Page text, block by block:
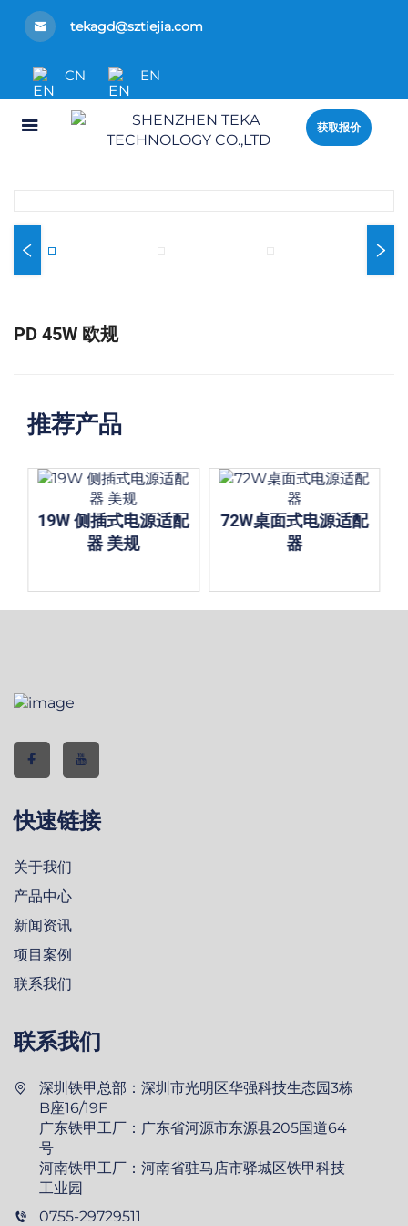
tekagd@sztiejia.com
CN EN
获取报价
PD 45W 欧规
推荐产品
19W 侧插式电源适配
器 美规
72W桌面式电源适配
器
快速链接
关于我们
产品中心
新闻资讯
项目案例
联系我们
联系我们
深圳铁甲总部：深圳市光明区华强科技生态园3栋
B座16/19F
广东铁甲工厂：广东省河源市东源县205国道64
号
河南铁甲工厂：河南省驻马店市驿城区铁甲科技
工业园
0755-29729511